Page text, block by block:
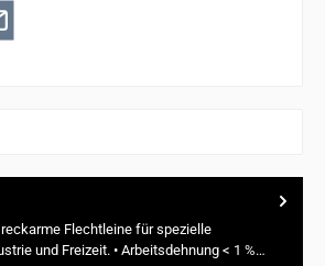
Flechtleine für spezielle
und Freizeit. • Arbeitsdehnung < 1 %…